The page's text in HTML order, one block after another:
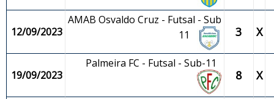
12/09/2023
AMAB Osvaldo Cruz - Futsal - Sub
11
3 X
19/09/2023
Palmeira FC - Futsal - Sub-11
8 X